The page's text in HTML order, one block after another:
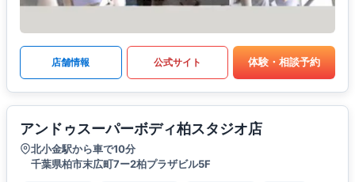
店舗情報 公式サイト 体験・相談予約
アンドゥスーパーボディ柏スタジオ店
北小金駅から車で10分
千葉県柏市末広町7ー2柏プラザビル5F